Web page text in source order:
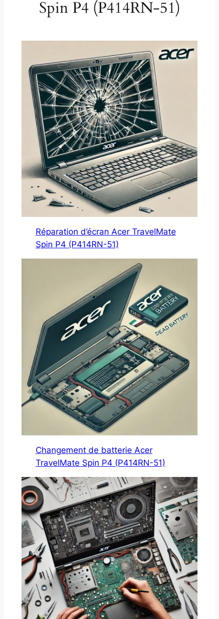
Spin P4 (P414RN-51)
Réparation d’écran Acer TravelMate
Spin P4 (P414RN-51)
Changement de batterie Acer
TravelMate Spin P4 (P414RN-51)